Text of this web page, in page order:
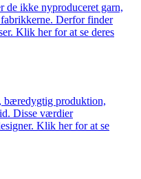
de ikke nyproduceret garn,
Derfor finder
Klik her for at se deres
bæredygtig produktion,
Disse værdier
Klik her for at se